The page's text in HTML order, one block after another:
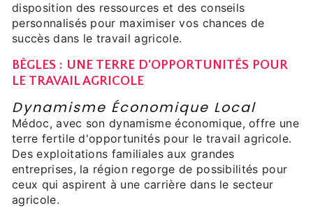
disposition des ressources et des conseils
personnalisés pour maximiser vos chances de
succès dans le travail agricole.
BÈGLES : UNE TERRE D'OPPORTUNITÉS POUR
LE TRAVAIL AGRICOLE
Dynamisme Économique Local
Médoc, avec son dynamisme économique, offre une
terre fertile d'opportunités pour le travail agricole.
Des exploitations familiales aux grandes
entreprises, la région regorge de possibilités pour
ceux qui aspirent à une carrière dans le secteur
agricole.